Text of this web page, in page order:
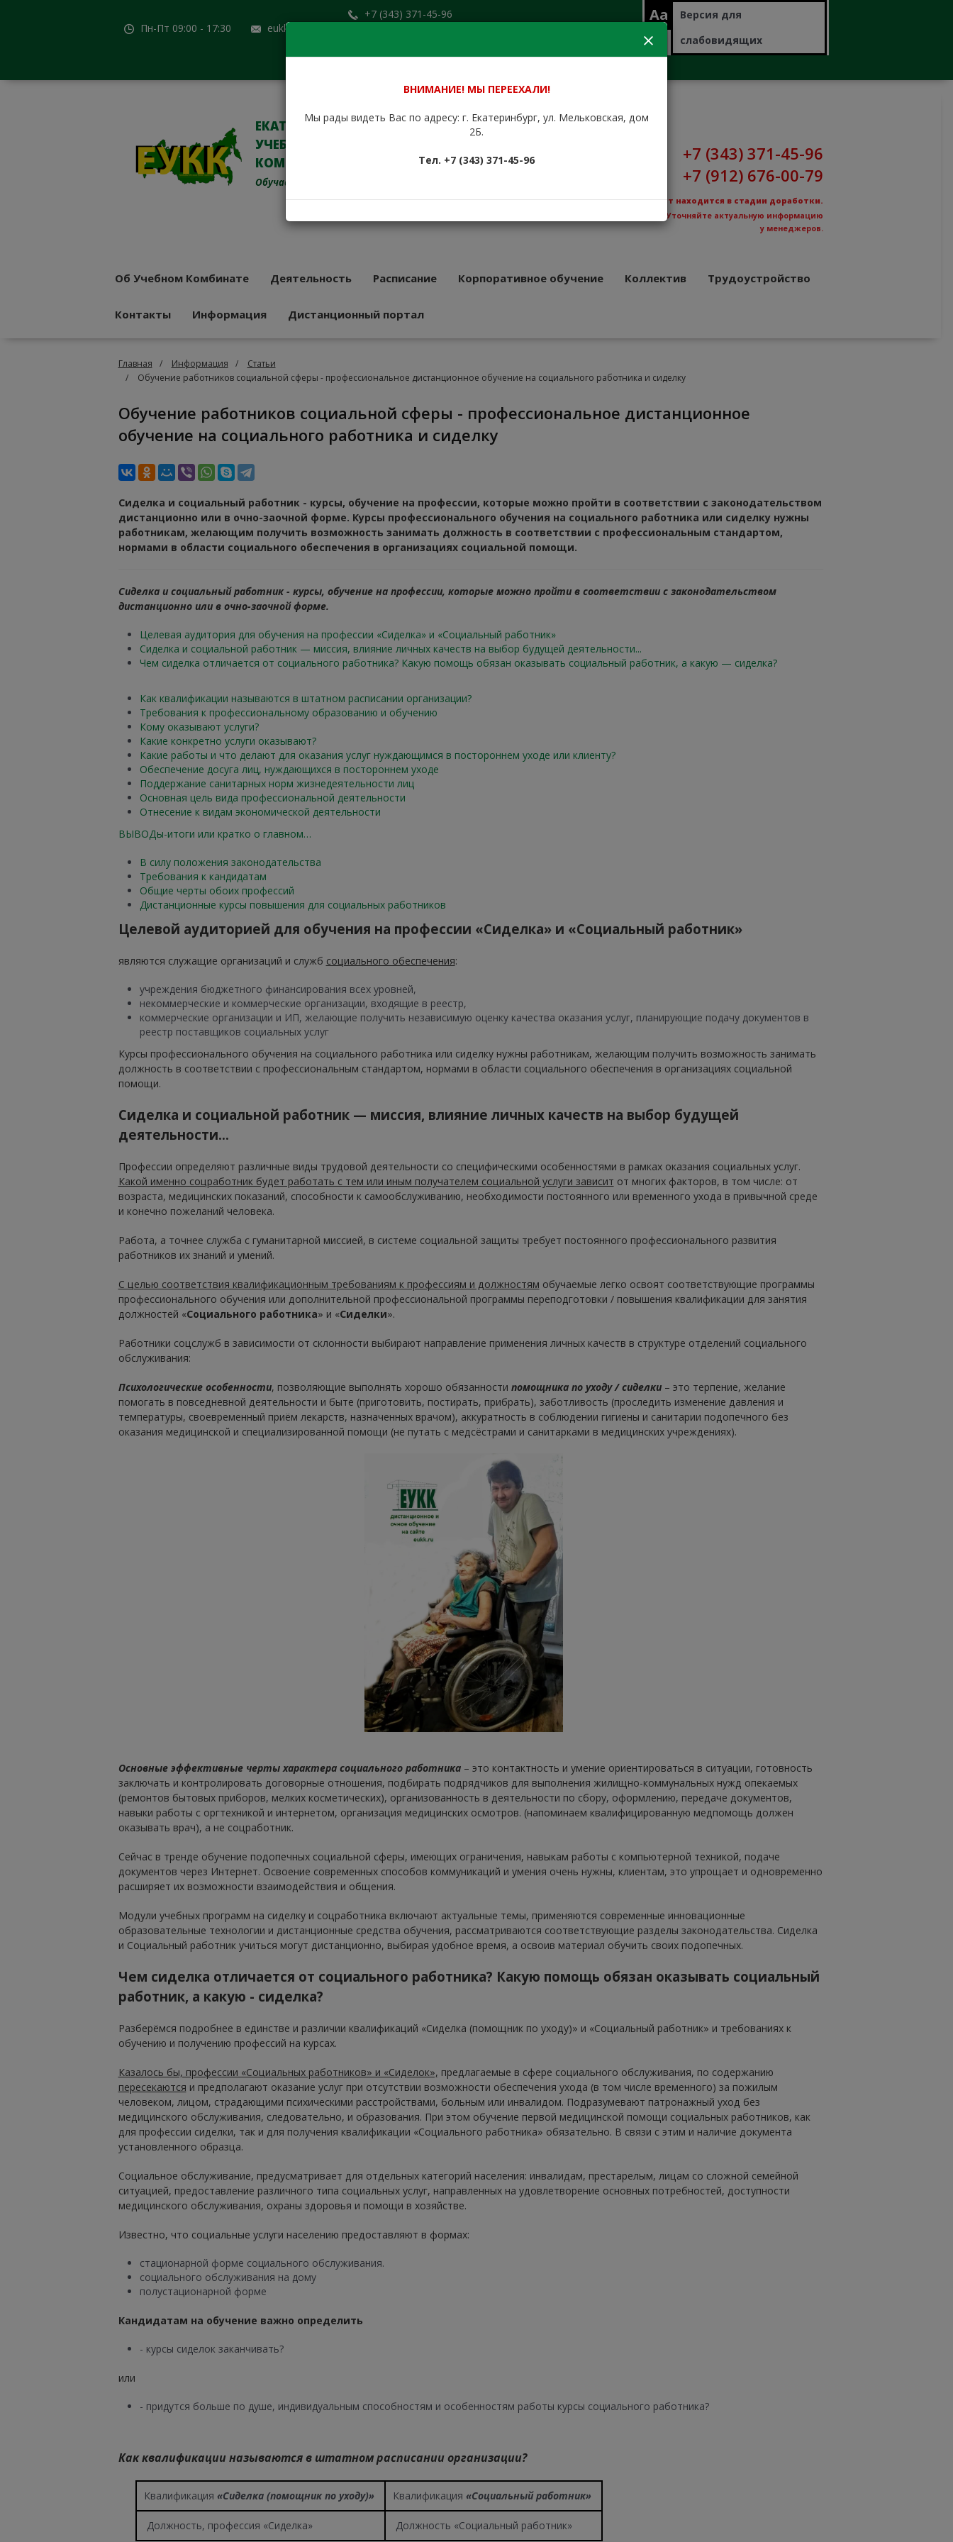
Пн-Пт 09:00 - 17:30 eukk@mail.ru
+7 (343) 371-45-96
Aa
Версия для
слабовидящих
ЕКАТЕРИНБУРГСКИЙ
УЧЕБНО-КУРСОВОЙ
КОМБИНАТ
Обучаем с 1943 года
+7 (343) 371-45-96
+7 (912) 676-00-79
Сайт находится в стадии доработки.
Уточняйте актуальную информацию
у менеджеров.
Об Учебном Комбинате Деятельность Расписание Корпоративное обучение Коллектив Трудоустройство
Контакты Информация Дистанционный портал
Главная Информация
Статьи
Обучение работников социальной сферы - профессиональное дистанционное обучение на социального работника и сиделку
Обучение работников социальной сферы - профессиональное дистанционное
обучение на социального работника и сиделку
Сиделка и социальный работник - курсы, обучение на профессии, которые можно пройти в соответствии с законодательством
дистанционно или в очно-заочной форме. Курсы профессионального обучения на социального работника или сиделку нужны
работникам, желающим получить возможность занимать должность в соответствии с профессиональным стандартом,
нормами в области социального обеспечения в организациях социальной помощи.
Сиделка и социальный работник - курсы, обучение на профессии, которые можно пройти в соответствии с законодательством
дистанционно или в очно-заочной форме.
Целевая аудитория для обучения на профессии «Сиделка» и «Социальный работник»
Сиделка и социальной работник — миссия, влияние личных качеств на выбор будущей деятельности...
Чем сиделка отличается от социального работника? Какую помощь обязан оказывать социальный работник, а какую — сиделка?
Как квалификации называются в штатном расписании организации?
Требования к профессиональному образованию и обучению
Кому оказывают услуги?
Какие конкретно услуги оказывают?
Какие работы и что делают для оказания услуг нуждающимся в постороннем уходе или клиенту?
Обеспечение досуга лиц, нуждающихся в постороннем уходе
Поддержание санитарных норм жизнедеятельности лиц
Основная цель вида профессиональной деятельности
Отнесение к видам экономической деятельности
ВЫВОДы-итоги или кратко о главном…
В силу положения законодательства
Требования к кандидатам
Общие черты обоих профессий
Дистанционные курсы повышения для социальных работников
Целевой аудиторией для обучения на профессии «Сиделка» и «Социальный работник»
являются служащие организаций и служб социального обеспечения:
учреждения бюджетного финансирования всех уровней,
некоммерческие и коммерческие организации, входящие в реестр,
коммерческие организации и ИП, желающие получить независимую оценку качества оказания услуг, планирующие подачу документов в
реестр поставщиков социальных услуг
Курсы профессионального обучения на социального работника или сиделку нужны работникам, желающим получить возможность занимать
должность в соответствии с профессиональным стандартом, нормами в области социального обеспечения в организациях социальной
помощи.
Сиделка и социальной работник — миссия, влияние личных качеств на выбор будущей
деятельности...
Профессии определяют различные виды трудовой деятельности со специфическими особенностями в рамках оказания социальных услуг.
Какой именно соцработник будет работать с тем или иным получателем социальной услуги зависит от многих факторов, в том числе: от
возраста, медицинских показаний, способности к самообслуживанию, необходимости постоянного или временного ухода в привычной среде
и конечно пожеланий человека.
Работа, а точнее служба с гуманитарной миссией, в системе социальной защиты требует постоянного профессионального развития
работников их знаний и умений.
С целью соответствия квалификационным требованиям к профессиям и должностям обучаемые легко освоят соответствующие программы
профессионального обучения или дополнительной профессиональной программы переподготовки / повышения квалификации для занятия
должностей «Социального работника» и «Сиделки».
Работники соцслужб в зависимости от склонности выбирают направление применения личных качеств в структуре отделений социального
обслуживания:
Психологические особенности, позволяющие выполнять хорошо обязанности помощника по уходу / сиделки– это терпение, желание
помогать в повседневной деятельности и быте (приготовить, постирать, прибрать), заботливость (проследить изменение давления и
температуры, своевременный приём лекарств, назначенных врачом), аккуратность в соблюдении гигиены и санитарии подопечного без
оказания медицинской и специализированной помощи (не путать с медсёстрами и санитарками в медицинских учреждениях).
Основные эффективные черты характера социального работника– это контактность и умение ориентироваться в ситуации, готовность
заключать и контролировать договорные отношения, подбирать подрядчиков для выполнения жилищно-коммунальных нужд опекаемых
(ремонтов бытовых приборов, мелких косметических), организованность в деятельности по сбору, оформлению, передаче документов,
навыки работы с оргтехникой и интернетом, организация медицинских осмотров. (напоминаем квалифицированную медпомощь должен
оказывать врач), а не соцработник.
Сейчас в тренде обучение подопечных социальной сферы, имеющих ограничения, навыкам работы с компьютерной техникой, подаче
документов через Интернет. Освоение современных способов коммуникаций и умения очень нужны, клиентам, это упрощает и одновременно
расширяет их возможности взаимодействия и общения.
Модули учебных программ на сиделку и соцработника включают актуальные темы, применяются современные инновационные
образовательные технологии и дистанционные средства обучения, рассматриваются соответствующие разделы законодательства. Сиделка
и Социальный работник учиться могут дистанционно, выбирая удобное время, а освоив материал обучить своих подопечных.
Чем сиделка отличается от социального работника? Какую помощь обязан оказывать социальный
работник, а какую - сиделка?
Разберёмся подробнее в единстве и различии квалификаций «Сиделка (помощник по уходу)» и «Социальный работник» и требованиях к
обучению и получению профессий на курсах.
Казалось бы, профессии «Социальных работников» и «Сиделок», предлагаемые в сфере социального обслуживания, по содержанию
пересекаются и предполагают оказание услуг при отсутствии возможности обеспечения ухода (в том числе временного) за пожилым
человеком, лицом, страдающими психическими расстройствами, больным или инвалидом. Подразумевают патронажный уход без
медицинского обслуживания, следовательно, и образования. При этом обучение первой медицинской помощи социальных работников, как
для профессии сиделки, так и для получения квалификации «Социального работника» обязательно. В связи с этим и наличие документа
установленного образца.
Социальное обслуживание, предусматривает для отдельных категорий населения: инвалидам, престарелым, лицам со сложной семейной
ситуацией, предоставление различного типа социальных услуг, направленных на удовлетворение основных потребностей, доступности
медицинского обслуживания, охраны здоровья и помощи в хозяйстве.
Известно, что социальные услуги населению предоставляют в формах:
стационарной форме социального обслуживания.
социального обслуживания на дому
полустационарной форме
Кандидатам на обучение важно определить
- курсы сиделок заканчивать?
или
- придутся больше по душе, индивидуальным способностям и особенностям работы курсы социального работника?
Как квалификации называются в штатном расписании организации?
Квалификация «Сиделка (помощник по уходу)» Квалификация «Социальный работник»
Должность, профессия «Сиделка» Должность «Социальный работник»
ВНИМАНИЕ! МЫ ПЕРЕЕХАЛИ!
Мы рады видеть Вас по адресу: г. Екатеринбург, ул. Мельковская, дом
2Б.
Тел. +7 (343) 371-45-96